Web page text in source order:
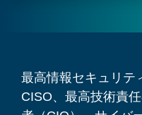
最高情報セキュリテ
CISO、最高技術責